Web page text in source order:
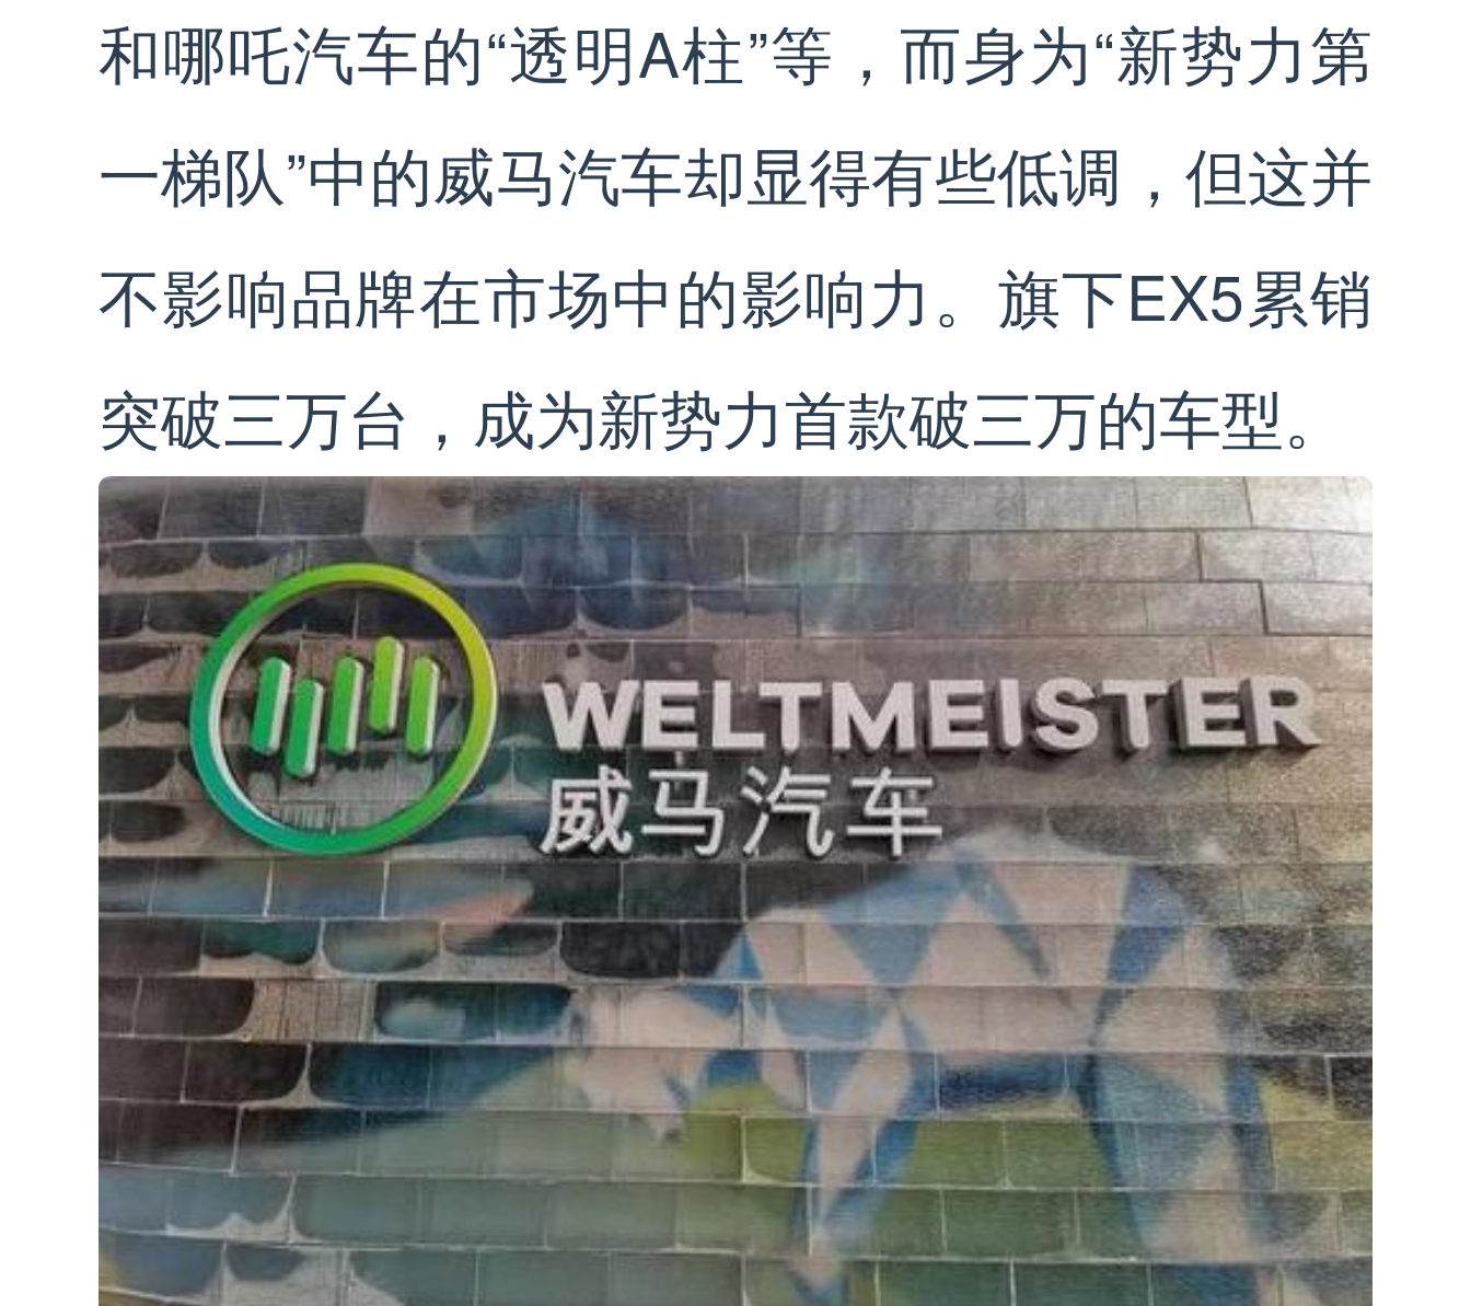
和哪吒汽车的“透明A柱”等，而身为“新势力第
一梯队”中的威马汽车却显得有些低调，但这并
不影响品牌在市场中的影响力。旗下EX5累销
突破三万台，成为新势力首款破三万的车型。